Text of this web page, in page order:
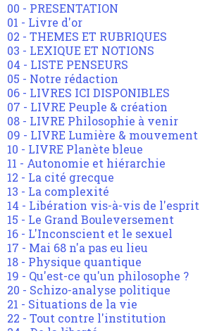
00 - PRESENTATION
01 - Livre d'or
02 - THEMES ET RUBRIQUES
03 - LEXIQUE ET NOTIONS
04 - LISTE PENSEURS
05 - Notre rédaction
06 - LIVRES ICI DISPONIBLES
07 - LIVRE Peuple & création
08 - LIVRE Philosophie à venir
09 - LIVRE Lumière & mouvement
10 - LIVRE Planète bleue
11 - Autonomie et hiérarchie
12 - La cité grecque
13 - La complexité
14 - Libération vis-à-vis de l'esprit
15 - Le Grand Bouleversement
16 - L'Inconscient et le sexuel
17 - Mai 68 n'a pas eu lieu
18 - Physique quantique
19 - Qu'est-ce qu'un philosophe ?
20 - Schizo-analyse politique
21 - Situations de la vie
22 - Tout contre l'institution